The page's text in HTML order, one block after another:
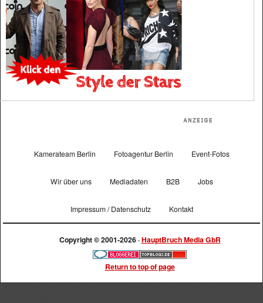
Kamerateam Berlin Fotoagentur Berlin Event-Fotos
Wir über uns Mediadaten B2B Jobs
Impressum / Datenschutz Kontakt
Copyright © 2001-2026 ·HauptBruch Media GbR
Return to top of page